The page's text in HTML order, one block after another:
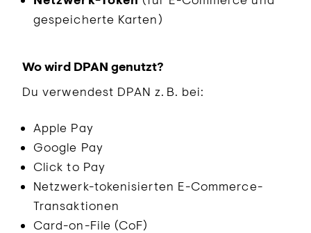
gespeicherte Karten)
Wo wird DPAN genutzt?
Du verwendest DPAN z. B. bei:
Apple Pay
Google Pay
Click to Pay
Netzwerk-tokenisierten E-Commerce-
Transaktionen
Card-on-File (CoF)